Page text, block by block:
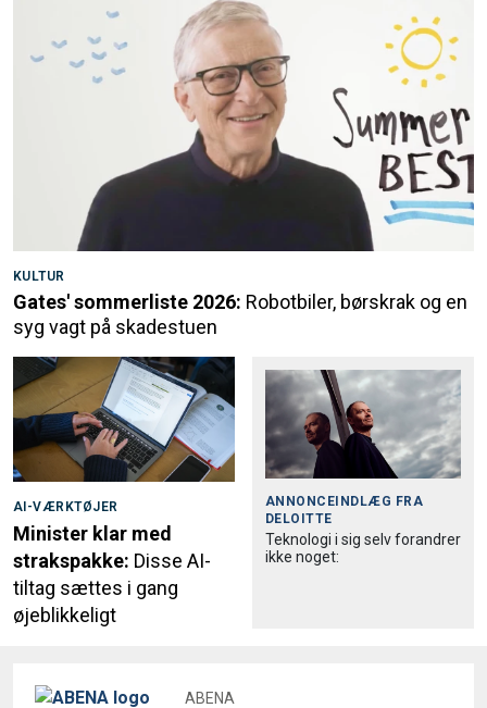
KULTUR
Gates' sommerliste 2026: Robotbiler, børskrak og en
syg vagt på skadestuen
AI-VÆRKTØJER
Minister klar med
strakspakke: Disse AI-
tiltag sættes i gang
øjeblikkeligt
ANNONCEINDLÆG FRA
DELOITTE
Teknologi i sig selv forandrer
ikke noget:
ABENA